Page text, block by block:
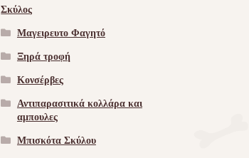
Σκύλος
Μαγειρευτο Φαγητό
Ξηρά τροφή
Κονσέρβες
Αντιπαρασιτικά κολλάρα και
αμπουλες
Μπισκότα Σκύλου